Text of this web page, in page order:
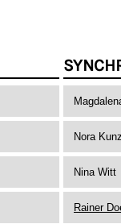
Nora
Nina Witt
Rainer